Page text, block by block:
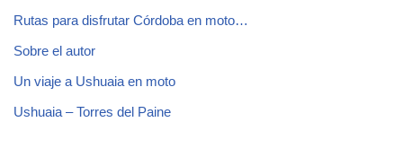
Rutas para disfrutar Córdoba en moto…
Sobre el autor
Un viaje a Ushuaia en moto
Ushuaia – Torres del Paine